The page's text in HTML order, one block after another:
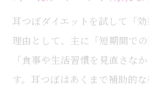
耳つぼダイエットを試して「
理由として、主に「短期間での
「食事や生活習慣を見直さな
す。耳つぼはあくまで補助的